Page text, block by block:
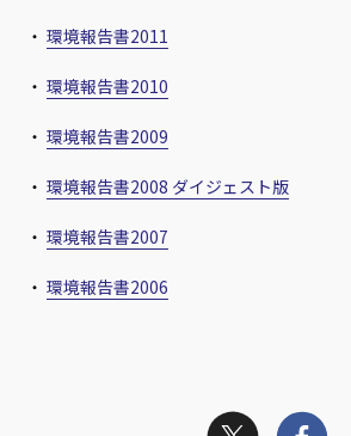
・環境報告書2011
・環境報告書2010
・環境報告書2009
・環境報告書2008 ダイジェスト版
・環境報告書2007
・環境報告書2006